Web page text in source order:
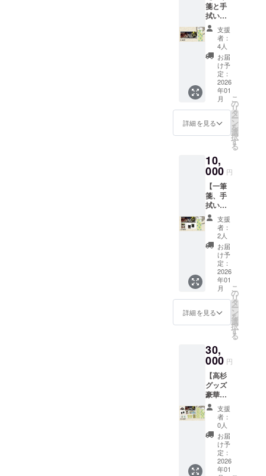
箋と手
拭いの
２点
セッ
ト】 ・
高杉晋
作・決
起の手
拭い
サイ
ズ：約
３６×９
０ｃｍ
綿１
００％
箋 高
杉晋作
デフォ
ルメver.
サイ
ズ：約
８×１８
ｃｍ
２０枚
綴り
下敷き
付（２
種類）
支援
者：
4人
お届
け予
定：
2026
年01
月
詳細を見る
こ
の
リ
タ
ー
ン
を
選
択
す
る
10,
000 円
【一筆
箋、手
拭い、
マグ
カッ
プ、珈
琲の４
点セッ
ト】 ・
高杉晋
作・決
起の手
拭い
サイ
ズ：約
３６×９
綿１
００％
・一筆
箋 高
杉晋作
デフォ
ルメver.
サイ
ズ：約
８×１８
ｃｍ
２０枚
綴り
下敷き
支援
者：
2人
お届
け予
定：
2026
年01
月
詳細を見る
こ
の
リ
タ
ー
ン
を
選
択
す
る
30,
000 円
【高杉
グッズ
豪華１
０点
セッ
ト】 ・
高杉晋
作・決
起の手
拭い
サイ
支援
者：
0人
お届
け予
定：
2026
年01